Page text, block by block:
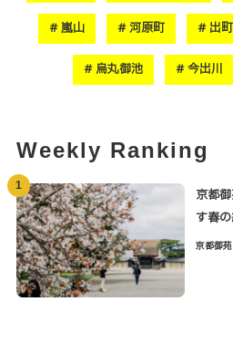
嵐山 河原町 出
烏丸御池 今出川
Weekly Ranking
1
京都
す春
京都御苑